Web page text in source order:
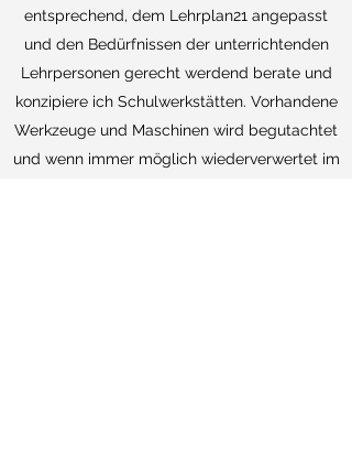
entsprechend, dem Lehrplan21 angepasst
und den Bedürfnissen der unterrichtenden
Lehrpersonen gerecht werdend berate und
konzipiere ich Schulwerkstätten. Vorhandene
Werkzeuge und Maschinen wird begutachtet
und wenn immer möglich wiederverwertet im